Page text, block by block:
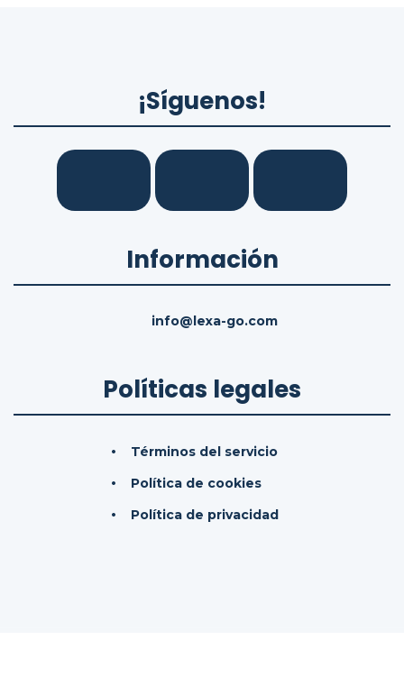
¡Síguenos!
Información
info@lexa-go.com
Políticas legales
Términos del servicio
Política de cookies
Política de privacidad